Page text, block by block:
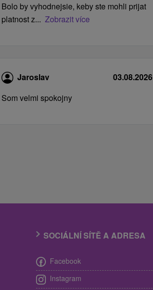
Bolo by vyhodnejsie, keby ste mohli prijat
platnost z... Zobrazit více
Jaroslav
03.08.2026
Som velmi spokojny
SOCIÁLNÍ SÍTĚ A ADRESA
Facebook
Instagram